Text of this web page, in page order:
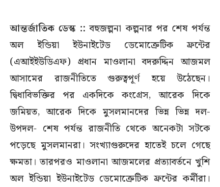
আন্তর্জাতিক ডেস্ক :: বহুজল্পনা কল্পনার পর শেষ পর্যন্ত
অল ইন্ডিয়া ইউনাইটেড ডেমোক্রেটিক ফ্রন্টের
(এআইইউডিএফ) প্রধান মাওলানা বদরুদ্দিন আজমল
আসামের রাজনীতিতে গুরুত্বপূর্ণ হয়ে উঠেছেন।
দ্বিধাবিভক্তির পর একদিকে কংগ্রেস, আরেক দিকে
জমিয়ত, আরেক দিকে মুসলমানদের ভিন্ন ভিন্ন দল-
উপদল- শেষ পর্যন্ত রাজনীতি থেকে অনেকটা সটকে
পড়েছে মুসলমানরা। সংখ্যাগুরুদের হাতেই চলে গেছে
ক্ষমতা। তারপরও মাওলানা আজমলের প্রত্যাবর্তনে খুশি
অল ইন্ডিয়া ইউনাইটেড ডেমোক্রেটিক ফ্রন্টের কর্মীরা।